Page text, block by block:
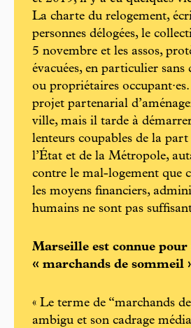
La charte du relogement,
personnes délogées, le
5 novembre et les assos,
évacuées, en particulier
ou propriétaires
projet partenarial
ville, mais il tarde à
lenteurs coupables de la
l’État et de la Métropole,
contre le mal-logement que
les moyens financiers,
humains ne sont pas
Marseille est connue pour
« marchands de sommeil
« Le terme de “marchands
ambigu et son cadrage